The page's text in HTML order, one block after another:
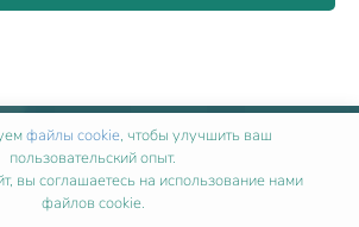
Лицензии
+
файлы cookie, чтобы улучшить ваш
пользовательский опыт.
вы соглашаетесь на использование нами
файлов cookie.